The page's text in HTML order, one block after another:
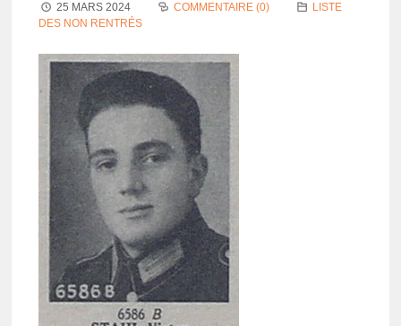
25 MARS 2024 COMMENTAIRE (0)
LISTE
DES NON RENTRÉS